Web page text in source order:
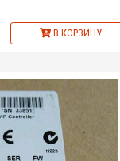
В КОРЗИНУ